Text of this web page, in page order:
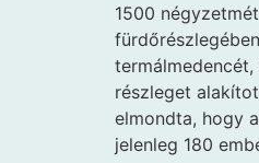
1500
részleget
elmondta, hogy
jelenleg 180